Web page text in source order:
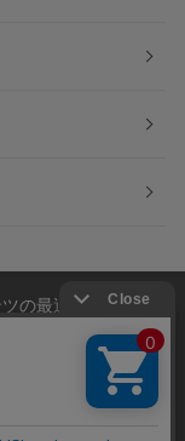
の最適な提供、ト
しています。
用に同意したことも
認ください。